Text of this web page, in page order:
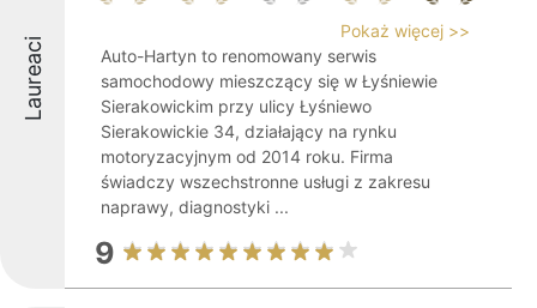
Laureaci
Pokaż więcej >>
Auto-Hartyn to renomowany serwis
samochodowy mieszczący się w Łyśniewie
Sierakowickim przy ulicy Łyśniewo
Sierakowickie 34, działający na rynku
motoryzacyjnym od 2014 roku. Firma
świadczy wszechstronne usługi z zakresu
naprawy, diagnostyki ...
9